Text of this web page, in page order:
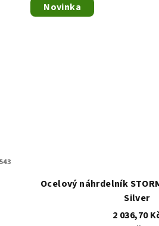
Novinka
Ocelový náhrdelník
Silver
2 036,70